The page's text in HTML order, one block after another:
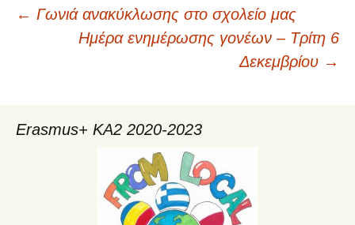
Πλοήγηση
← Γωνιά ανακύκλωσης στο σχολείο μας
Ημέρα ενημέρωσης γονέων – Τρίτη 6
Δεκεμβρίου →
Erasmus+ KA2 2020-2023